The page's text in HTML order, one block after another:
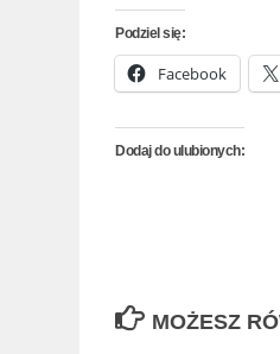
Podziel się:
Facebook
Dodaj do ulubionych:
MOŻESZ